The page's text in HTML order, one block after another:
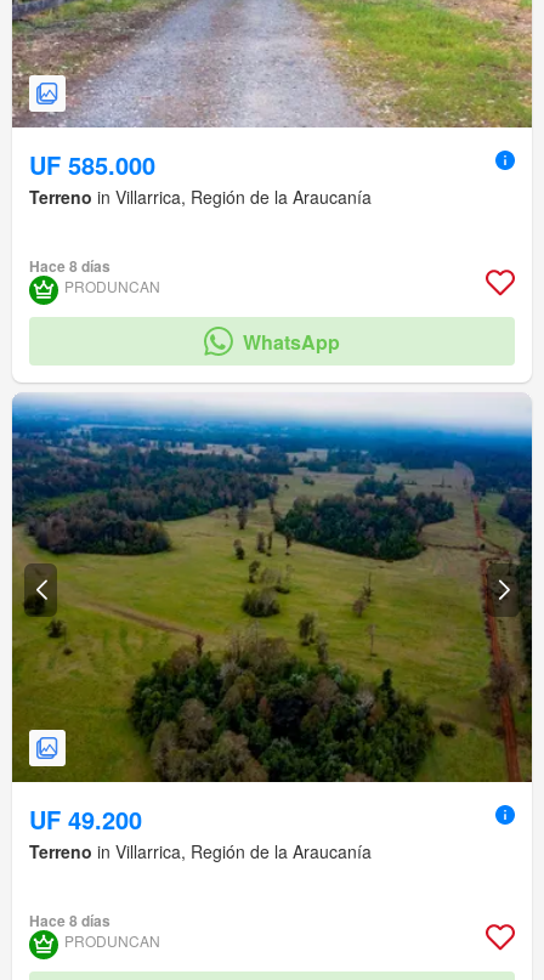
UF 585.000
Terreno in Villarrica, Región de la Araucanía
Hace 8 días
PRODUNCAN
WhatsApp
UF 49.200
Terreno in Villarrica, Región de la Araucanía
Hace 8 días
PRODUNCAN